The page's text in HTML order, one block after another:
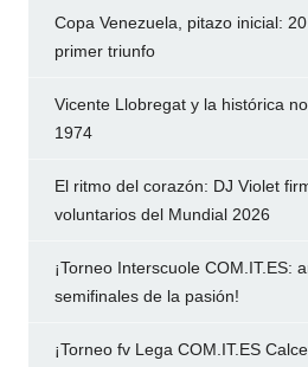
Copa Venezuela, pitazo inicial:
primer triunfo
Vicente Llobregat y la histórica
1974
El ritmo del corazón: DJ Violet
voluntarios del Mundial 2026
¡Torneo Interscuole COM.IT.ES:
semifinales de la pasión!
¡Torneo fv Lega COM.IT.ES